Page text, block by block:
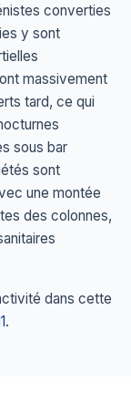
converties
y sont
massivement
tard, ce qui
sous bar
sont
une montée
des colonnes,
dans cette
.